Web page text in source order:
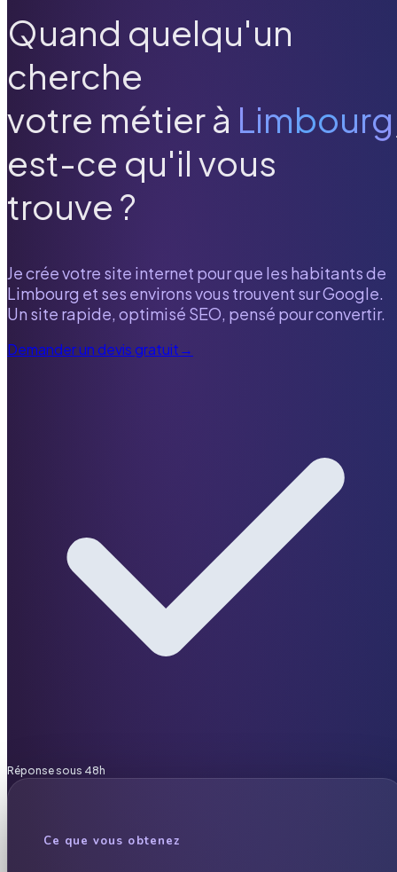
Quand quelqu'un
cherche
votre métier à Limbourg
est-ce qu'il vous
trouve ?
Je crée votre site internet pour que les habitants de
Limbourg et ses environs vous trouvent sur Google.
Un site rapide, optimisé SEO, pensé pour convertir.
Demander un devis gratuit→
Réponse sous 48h
Ce que vous obtenez